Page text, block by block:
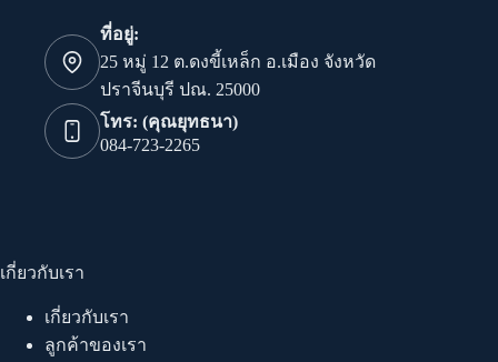
ที่อยู่:
25 หมู่ 12 ต.ดงขี้เหล็ก อ.เมือง จังหวัด
ปราจีนบุรี ปณ. 25000
โทร: (คุณยุทธนา)
084-723-2265
เกี่ยวกับเรา
เกี่ยวกับเรา
ลูกค้าของเรา